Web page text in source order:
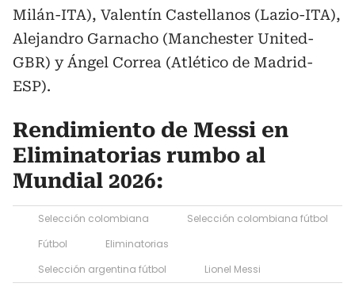
Milán-ITA), Valentín Castellanos (Lazio-ITA),
Alejandro Garnacho (Manchester United-
GBR) y Ángel Correa (Atlético de Madrid-
ESP).
Rendimiento de Messi en
Eliminatorias rumbo al
Mundial 2026:
Selección colombiana
Selección colombiana fútbol
Fútbol
Eliminatorias
Selección argentina fútbol
Lionel Messi